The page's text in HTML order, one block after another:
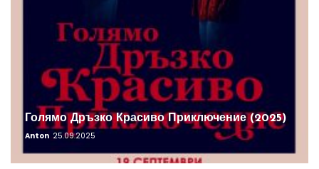
Голямо Дръзко Красиво Приключение (2025)
Anton 25.09.2025